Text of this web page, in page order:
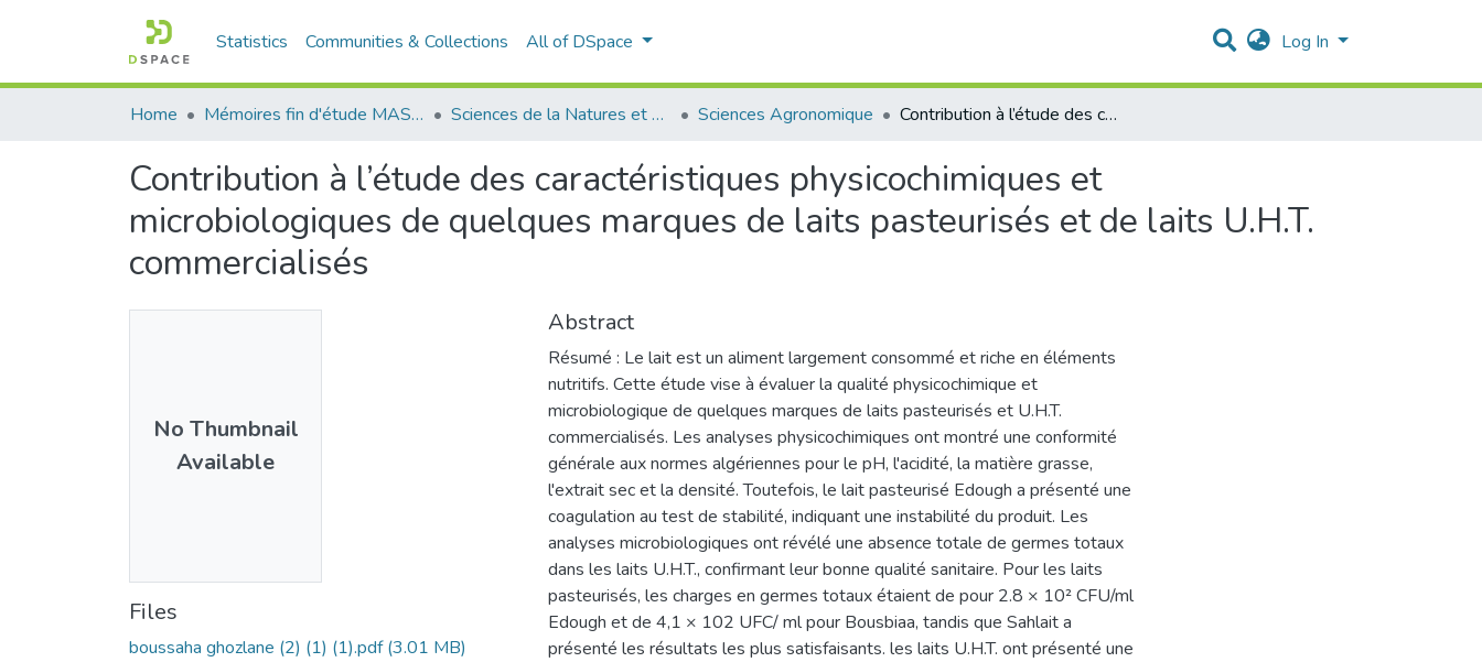
Statistics Communities & Collections All of DSpace Log In
Home Mémoires fin d'étude MASTER et Système classique Sciences de la Natures et de Vie Sciences Agronomique Contribution à l’étude des caractéristiques physicochimiques et microbiologiques de quelques marques de laits pasteurisés et de laits U.H.T. commercialisés
Contribution à l’étude des caractéristiques physicochimiques et
microbiologiques de quelques marques de laits pasteurisés et de laits U.H.T.
commercialisés
No Thumbnail
Available
Files
boussaha ghozlane (2) (1) (1).pdf (3.01 MB)
Abstract
Résumé : Le lait est un aliment largement consommé et riche en éléments
nutritifs. Cette étude vise à évaluer la qualité physicochimique et
microbiologique de quelques marques de laits pasteurisés et U.H.T.
commercialisés. Les analyses physicochimiques ont montré une conformité
générale aux normes algériennes pour le pH, l'acidité, la matière grasse,
l'extrait sec et la densité. Toutefois, le lait pasteurisé Edough a présenté une
coagulation au test de stabilité, indiquant une instabilité du produit. Les
analyses microbiologiques ont révélé une absence totale de germes totaux
dans les laits U.H.T., confirmant leur bonne qualité sanitaire. Pour les laits
pasteurisés, les charges en germes totaux étaient de pour 2.8 × 10² CFU/ml
Edough et de 4,1 × 102 UFC/ ml pour Bousbiaa, tandis que Sahlait a
présenté les résultats les plus satisfaisants. les laits U.H.T. ont présenté une